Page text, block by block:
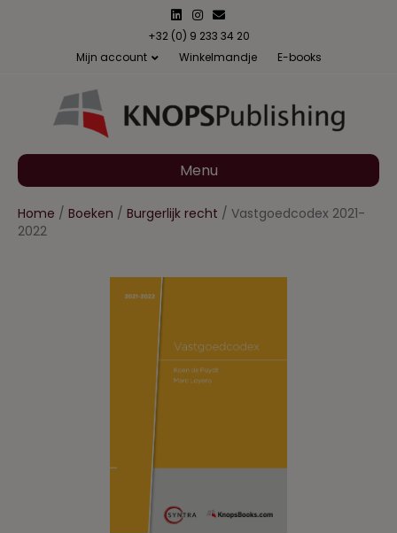
n
n
s
a
m
m
a
l
+32 (0) 9 233 34 20
Mijn account
Winkelmandje E-books
Menu
Home / Boeken / Burgerlijk recht / Vastgoedcodex 2021-
2022